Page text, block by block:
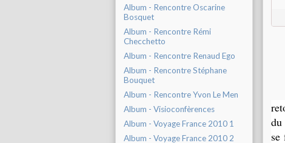
Album - Rencontre Oscarine
Bosquet
Album - Rencontre Rémi
Checchetto
Album - Rencontre Renaud Ego
Album - Rencontre Stéphane
Bouquet
Album - Rencontre Yvon Le Men
Album - Visioconfèrences
Album - Voyage France 2010 1
Album - Voyage France 2010 2
du
se